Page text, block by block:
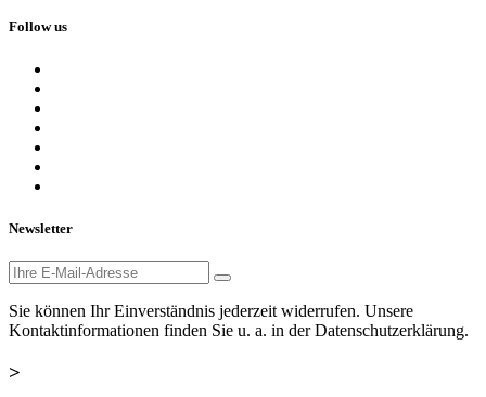
Follow us
Newsletter
Sie können Ihr Einverständnis jederzeit widerrufen. Unsere
Kontaktinformationen finden Sie u. a. in der Datenschutzerklärung.
>